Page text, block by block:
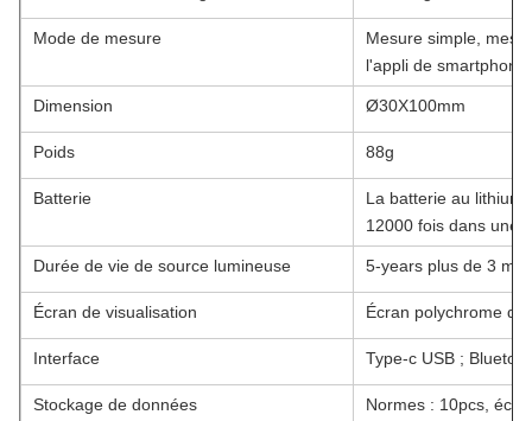
Mode de mesure
Mesure simple,
l'appli de smartphone)
Dimension Ø30X100mm
Poids 88g
Batterie
La batterie au
12000 fois dans une
Durée de vie de source lumineuse 5-years plus de 3
Écran de visualisation Écran polychrome
Interface Type-c USB ;
Stockage de données
Normes : 10pcs,